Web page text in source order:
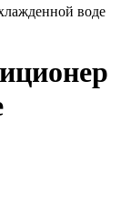
воде